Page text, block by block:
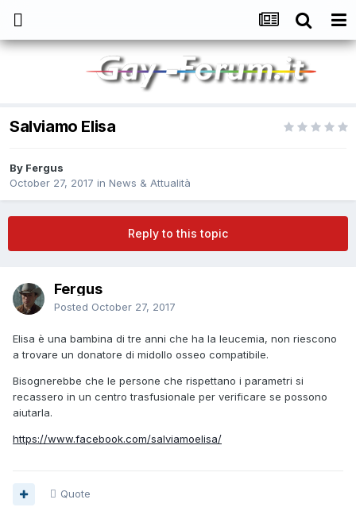
Salviamo Elisa
By Fergus
October 27, 2017 in News & Attualità
Reply to this topic
Fergus
Posted October 27, 2017
Elisa è una bambina di tre anni che ha la leucemia, non riescono
a trovare un donatore di midollo osseo compatibile.
Bisognerebbe che le persone che rispettano i parametri si
recassero in un centro trasfusionale per verificare se possono
aiutarla.
https://www.facebook.com/salviamoelisa/
Quote